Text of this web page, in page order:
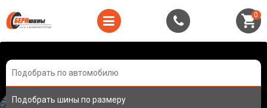
0
Подобрать по автомобилю
Подобрать шины по размеру